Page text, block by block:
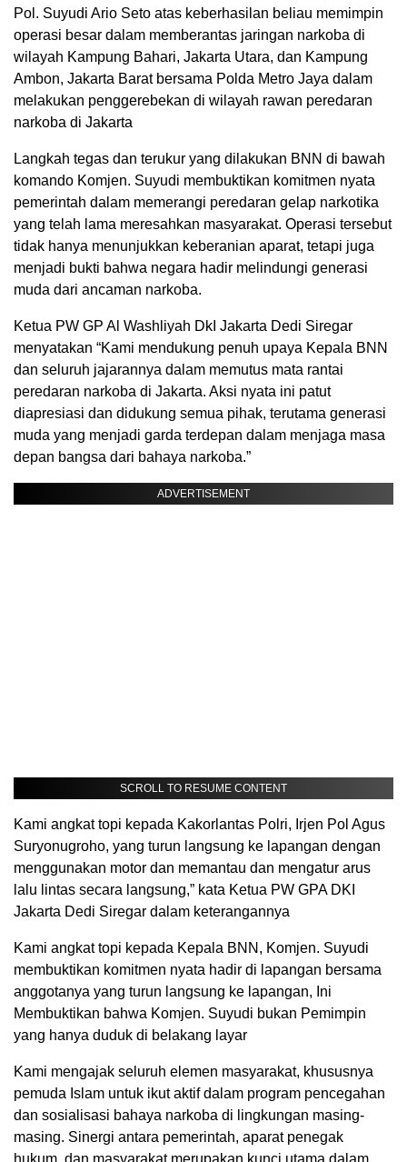
Pol. Suyudi Ario Seto atas keberhasilan beliau memimpin
operasi besar dalam memberantas jaringan narkoba di
wilayah Kampung Bahari, Jakarta Utara, dan Kampung
Ambon, Jakarta Barat bersama Polda Metro Jaya dalam
melakukan penggerebekan di wilayah rawan peredaran
narkoba di Jakarta
Langkah tegas dan terukur yang dilakukan BNN di bawah
komando Komjen. Suyudi membuktikan komitmen nyata
pemerintah dalam memerangi peredaran gelap narkotika
yang telah lama meresahkan masyarakat. Operasi tersebut
tidak hanya menunjukkan keberanian aparat, tetapi juga
menjadi bukti bahwa negara hadir melindungi generasi
muda dari ancaman narkoba.
Ketua PW GP Al Washliyah DkI Jakarta Dedi Siregar
menyatakan “Kami mendukung penuh upaya Kepala BNN
dan seluruh jajarannya dalam memutus mata rantai
peredaran narkoba di Jakarta. Aksi nyata ini patut
diapresiasi dan didukung semua pihak, terutama generasi
muda yang menjadi garda terdepan dalam menjaga masa
depan bangsa dari bahaya narkoba.”
ADVERTISEMENT
SCROLL TO RESUME CONTENT
Kami angkat topi kepada Kakorlantas Polri, Irjen Pol Agus
Suryonugroho, yang turun langsung ke lapangan dengan
menggunakan motor dan memantau dan mengatur arus
lalu lintas secara langsung,” kata Ketua PW GPA DKI
Jakarta Dedi Siregar dalam keterangannya
Kami angkat topi kepada Kepala BNN, Komjen. Suyudi
membuktikan komitmen nyata hadir di lapangan bersama
anggotanya yang turun langsung ke lapangan, Ini
Membuktikan bahwa Komjen. Suyudi bukan Pemimpin
yang hanya duduk di belakang layar
Kami mengajak seluruh elemen masyarakat, khususnya
pemuda Islam untuk ikut aktif dalam program pencegahan
dan sosialisasi bahaya narkoba di lingkungan masing-
masing. Sinergi antara pemerintah, aparat penegak
hukum, dan masyarakat merupakan kunci utama dalam